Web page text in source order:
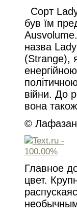
Сорт
був їм
назва
(Strange),
війни. До
вона
©
Главное
цвет.